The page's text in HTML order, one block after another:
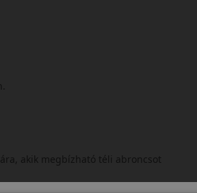
akik megbízható téli abroncsot